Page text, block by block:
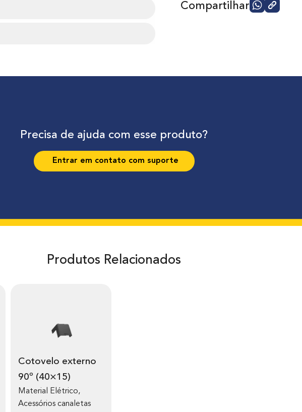
Compartilhar
Precisa de ajuda com esse produto?
Entrar em contato com suporte
Produtos Relacionados
Cotovelo externo
90º (40×15)
Material Elétrico,
Acessórios canaletas